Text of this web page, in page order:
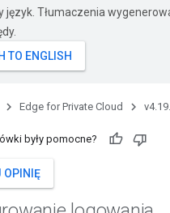
język. Tłumaczenia
Edge for Private Cloud
były pomocne?
OPINIĘ